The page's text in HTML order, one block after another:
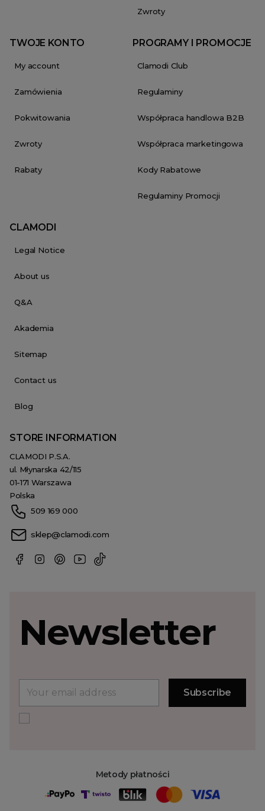
Zwroty
TWOJE KONTO
My account
Zamówienia
Pokwitowania
Zwroty
Rabaty
PROGRAMY I PROMOCJE
Clamodi Club
Regulaminy
Współpraca handlowa B2B
Współpraca marketingowa
Kody Rabatowe
Regulaminy Promocji
CLAMODI
Legal Notice
About us
Q&A
Akademia
Sitemap
Contact us
Blog
STORE INFORMATION
CLAMODI P.S.A.
ul. Młynarska 42/115
01-171 Warszawa
Polska
509 169 000
sklep@clamodi.com
Metody płatności
Newsletter